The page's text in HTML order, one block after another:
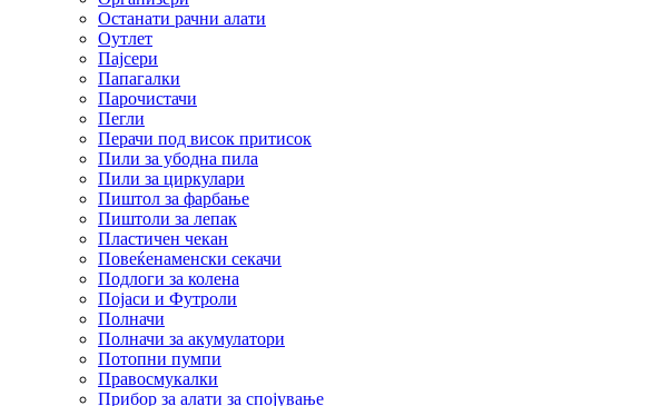
Останати рачни алати
Оутлет
Пајсери
Папагалки
Парочистачи
Пегли
Перачи под висок притисок
Пили за убодна пила
Пили за циркулари
Пиштол за фарбање
Пиштоли за лепак
Пластичен чекан
Повеќенаменски секачи
Подлоги за колена
Појаси и Футроли
Полначи
Полначи за акумулатори
Потопни пумпи
Правосмукалки
Прибор за алати за спојување